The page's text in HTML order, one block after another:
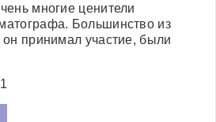
многие ценители
Большинство из
он принимал участие, были